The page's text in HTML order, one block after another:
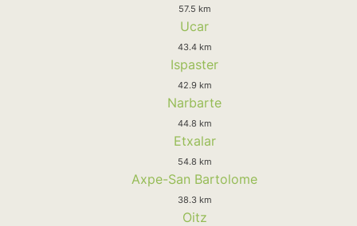
57.5 km
Ucar
43.4 km
Ispaster
42.9 km
Narbarte
44.8 km
Etxalar
54.8 km
Axpe-San Bartolome
38.3 km
Oitz